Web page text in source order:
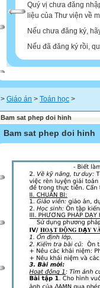
Quý vị chưa đăng
liệu của Thư viện về
Nếu chưa đăng ký,
Nếu đã đăng ký rồi,
> Giáo án > Toán học >
Bam sat phep doi hinh
Bam sat phep doi hinh